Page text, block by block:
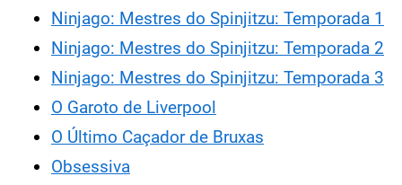
Ninjago: Mestres do Spinjitzu: Temporada 1
Ninjago: Mestres do Spinjitzu: Temporada 2
Ninjago: Mestres do Spinjitzu: Temporada 3
O Garoto de Liverpool
O Último Caçador de Bruxas
Obsessiva